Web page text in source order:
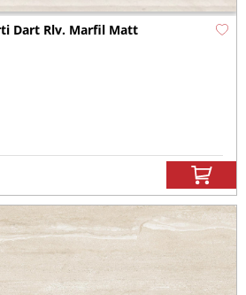
Dart Rlv. Marfil Matt